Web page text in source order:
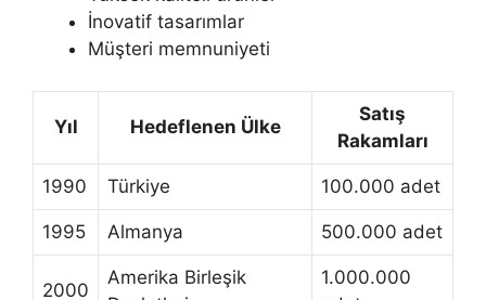
İnovatif tasarımlar
Müşteri memnuniyeti
Yıl Hedeflenen Ülke
Satış
Rakamları
1990 Türkiye 100.000 adet
1995 Almanya 500.000 adet
2000
Amerika Birleşik
1.000.000